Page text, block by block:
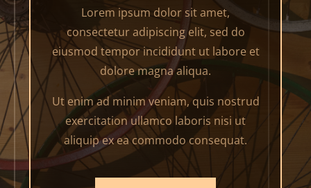
Lorem ipsum dolor sit amet,
consectetur adipiscing elit, sed do
eiusmod tempor incididunt ut labore et
dolore magna aliqua.
Ut enim ad minim veniam, quis nostrud
exercitation ullamco laboris nisi ut
aliquip ex ea commodo consequat.